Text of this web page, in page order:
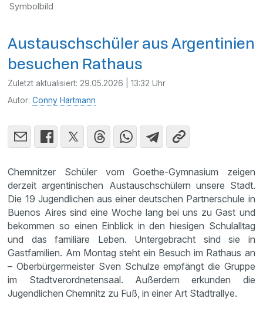
Symbolbild
Austauschschüler aus Argentinien
besuchen Rathaus
Zuletzt aktualisiert: 29.05.2026 | 13:32 Uhr
Autor:Conny Hartmann
Chemnitzer Schüler vom Goethe‑Gymnasium zeigen
derzeit argentinischen Austauschschülern unsere Stadt.
Die 19 Jugendlichen aus einer deutschen Partnerschule in
Buenos Aires sind eine Woche lang bei uns zu Gast und
bekommen so einen Einblick in den hiesigen Schulalltag
und das familiäre Leben. Untergebracht sind sie in
Gastfamilien. Am Montag steht ein Besuch im Rathaus an
– Oberbürgermeister Sven Schulze empfängt die Gruppe
im Stadtverordnetensaal. Außerdem erkunden die
Jugendlichen Chemnitz zu Fuß, in einer Art Stadtrallye.